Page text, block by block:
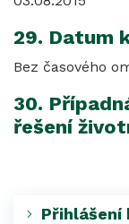
29. Datum
Bez časového
30.
řešení
Přihlášení